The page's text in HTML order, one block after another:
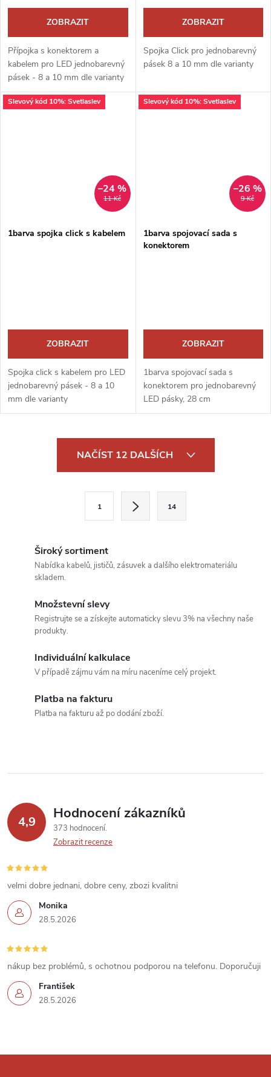
ZOBRAZIT
Přípojka s konektorem a
kabelem pro LED jednobarevný
pásek - 8 a 10 mm dle varianty
ZOBRAZIT
Spojka Click pro jednobarevný
pásek 8 a 10 mm dle varianty
Slevový kód 10%: Svetlaslev
11 Kč
–24 %
1barva spojka click s kabelem
ZOBRAZIT
Spojka click s kabelem pro LED
jednobarevný pásek - 8 a 10
mm dle varianty
Slevový kód 10%: Svetlaslev
9 Kč
–26 %
1barva spojovací sada s
konektorem
ZOBRAZIT
1barva spojovací sada s
konektorem pro jednobarevný
LED pásky, 28 cm
p
i
s
u
NAČÍST 12 DALŠÍCH
1 14
Široký sortiment
Nabídka kabelů, jističů, zásuvek a dalšího elektromateriálu
skladem.
Množstevní slevy
Registrujte se a získejte automaticky slevu 3% na všechny naše
produkty.
Individuální kalkulace
V případě zájmu vám na míru naceníme celý projekt.
Platba na fakturu
Platba na fakturu až po dodání zboží.
4,9 Hodnocení zákazníků
373 hodnocení
Zobrazit recenze
Monika
28.5.2026
velmi dobre jednani, dobre ceny, zbozi kvalitni
František
28.5.2026
nákup bez problémů, s ochotnou podporou na telefonu. Doporučuji